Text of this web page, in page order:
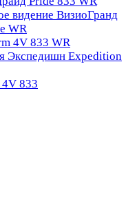
видение ВизиоГранд
WR
4V 833 WR
Экспедишн Expedition
833